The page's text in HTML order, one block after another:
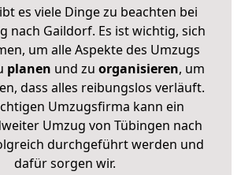
es viele Dinge zu beachten bei
nach Gaildorf. Es ist wichtig, sich
um alle Aspekte des Umzugs
planen und zu organisieren, um
dass alles reibungslos verläuft.
Umzugsfirma kann ein
Umzug von Tübingen nach
durchgeführt werden und
dafür sorgen wir.